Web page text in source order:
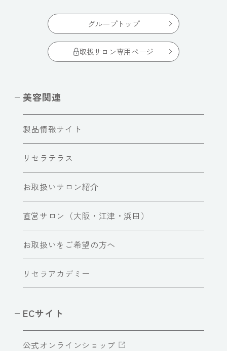
グループトップ
取扱サロン専用ページ
美容関連
製品情報サイト
リセラテラス
お取扱いサロン紹介
直営サロン（大阪・江津・浜田）
お取扱いをご希望の方へ
リセラアカデミー
ECサイト
公式オンラインショップ